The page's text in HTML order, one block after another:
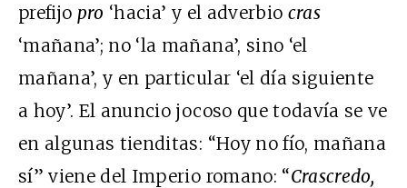
prefijo pro ‘hacia’ y el adverbio cras
‘mañana’; no ‘la mañana’, sino ‘el
mañana’, y en particular ‘el día siguiente
a hoy’. El anuncio jocoso que todavía se ve
en algunas tienditas: “Hoy no fío, mañana
sí” viene del Imperio romano: “Crascredo,